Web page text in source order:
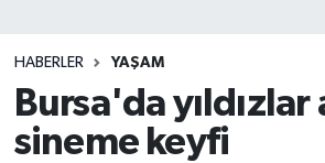
HABERLER YAŞAM
Bursa'da yıldızlar
sineme keyfi
Teknoloji
TRABZON